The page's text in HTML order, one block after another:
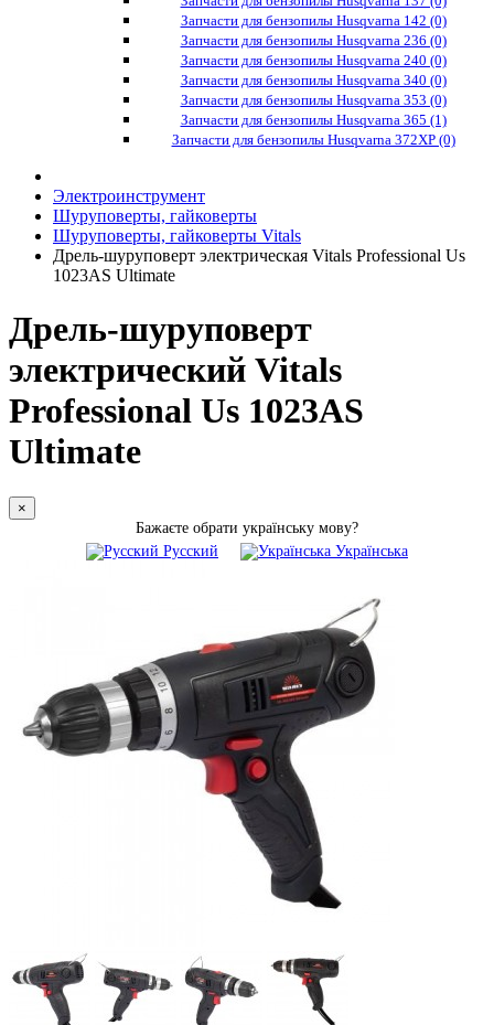
Запчасти для бензопилы Husqvarna 142 (0)
Запчасти для бензопилы Husqvarna 236 (0)
Запчасти для бензопилы Husqvarna 240 (0)
Запчасти для бензопилы Husqvarna 340 (0)
Запчасти для бензопилы Husqvarna 353 (0)
Запчасти для бензопилы Husqvarna 365 (1)
Запчасти для бензопилы Husqvarna 372XP (0)
Электроинструмент
Шуруповерты, гайковерты
Шуруповерты, гайковерты Vitals
Дрель-шуруповерт электрическая Vitals Professional Us
1023AS Ultimate
Дрель-шуруповерт
электрический Vitals
Professional Us 1023AS
Ultimate
×
Бажаєте обрати українську мову?
Русский
Українська